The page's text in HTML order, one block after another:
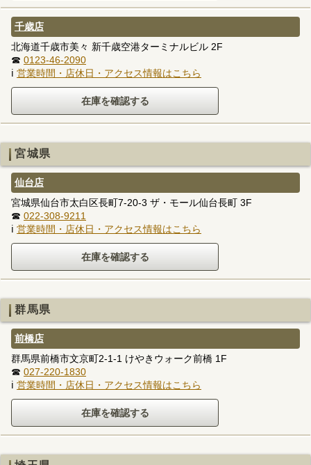
千歳店
北海道千歳市美々 新千歳空港ターミナルビル 2F
☎ 0123-46-2090
ℹ 営業時間・店休日・アクセス情報はこちら
宮城県
仙台店
宮城県仙台市太白区長町7-20-3 ザ・モール仙台長町 3F
☎ 022-308-9211
ℹ 営業時間・店休日・アクセス情報はこちら
群馬県
前橋店
群馬県前橋市文京町2-1-1 けやきウォーク前橋 1F
☎ 027-220-1830
ℹ 営業時間・店休日・アクセス情報はこちら